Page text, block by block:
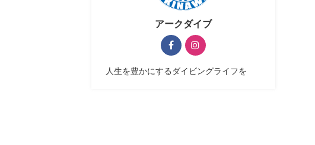
アークダイブ
人生を豊かにするダイビングライフを